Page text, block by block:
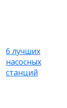
6 лучших
насосных
станций